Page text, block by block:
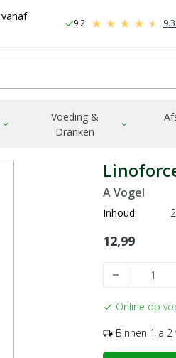
check9.2
expand_more
Voeding &
Dranken
expand_more
A Vogel
Inhoud:
12,99
remove
check Online op
local_shipping Binnen 1 a